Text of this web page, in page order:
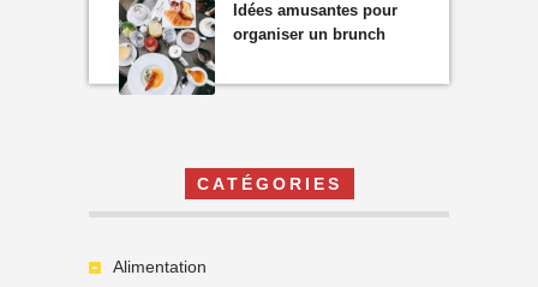
Idées amusantes pour
organiser un brunch
CATÉGORIES
Alimentation